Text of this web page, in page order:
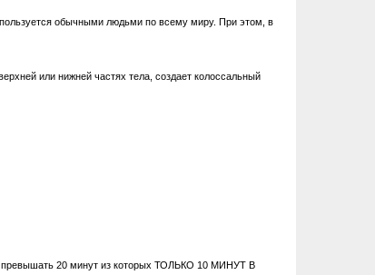
обычными людьми по всему миру. При этом, в
или нижней частях тела, создает колоссальный
превышать 20 минут из которых ТОЛЬКО 10 МИНУТ В